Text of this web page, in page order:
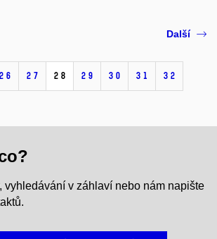
26 27 28 29 30 31 32
Další
vyhledávání v záhlaví nebo nám napište